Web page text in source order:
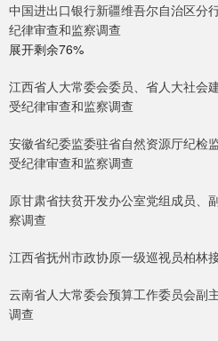
中国进出口银行新疆维吾尔自治区分
纪律审查和监察调查
展开剩余76%
江西省人大常委会委员、省人大社会
受纪律审查和监察调查
安徽省纪委监委驻省自然资源厅纪检
受纪律审查和监察调查
原甘肃省扶贫开发办公室党组成员、
察调查
江西省抚州市政协原一级巡视员柏林
云南省人大常委会预算工作委员会副
调查